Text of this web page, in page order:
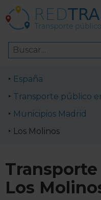
España
Transporte público
Municipios Madrid
Los Molinos
Los